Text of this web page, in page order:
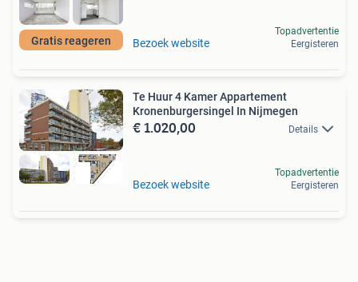
Gratis reageren Bezoek website
Topadvertentie
Eergisteren
Te Huur 4 Kamer Appartement
Kronenburgersingel In Nijmegen
€ 1.020,00 Details
Bezoek website
Topadvertentie
Eergisteren